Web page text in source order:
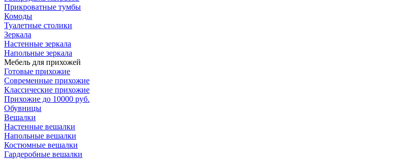
Прикроватные тумбы
Комоды
Туалетные столики
Зеркала
Настенные зеркала
Напольные зеркала
Мебель для прихожей
Готовые прихожие
Современные прихожие
Классические прихожие
Прихожие до 10000 руб.
Обувницы
Вешалки
Настенные вешалки
Напольные вешалки
Костюмные вешалки
Гардеробные вешалки